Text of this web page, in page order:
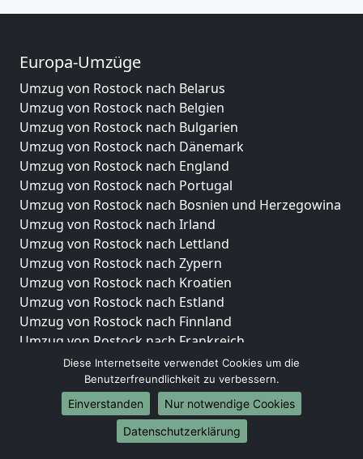
Europa-Umzüge
Umzug von Rostock nach Belarus
Umzug von Rostock nach Belgien
Umzug von Rostock nach Bulgarien
Umzug von Rostock nach Dänemark
Umzug von Rostock nach England
Umzug von Rostock nach Portugal
Umzug von Rostock nach Bosnien und Herzegowina
Umzug von Rostock nach Irland
Umzug von Rostock nach Lettland
Umzug von Rostock nach Zypern
Umzug von Rostock nach Kroatien
Umzug von Rostock nach Estland
Umzug von Rostock nach Finnland
Umzug von Rostock nach Frankreich
Umzug von Rostock nach Griechenland
Umzug von Rostock nach Italien
Umzug von Rostock nach Liechtenstein
Umzug von Rostock nach Luxemburg
Umzug von Rostock nach Niederlande
Diese Internetseite verwendet Cookies um die
Benutzerfreundlichkeit zu verbessern.
Einverstanden
Nur notwendige Cookies
Datenschutzerklärung